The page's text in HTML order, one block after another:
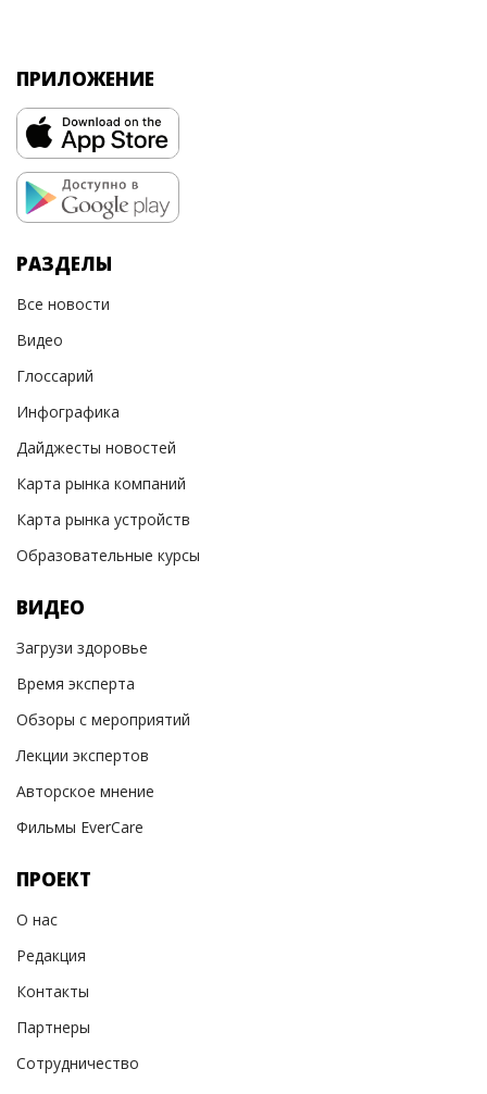
ПРИЛОЖЕНИЕ
РАЗДЕЛЫ
Все новости
Видео
Глоссарий
Инфографика
Дайджесты новостей
Карта рынка компаний
Карта рынка устройств
Образовательные курсы
ВИДЕО
Загрузи здоровье
Время эксперта
Обзоры с мероприятий
Лекции экспертов
Авторское мнение
Фильмы EverCare
ПРОЕКТ
О нас
Редакция
Контакты
Партнеры
Сотрудничество